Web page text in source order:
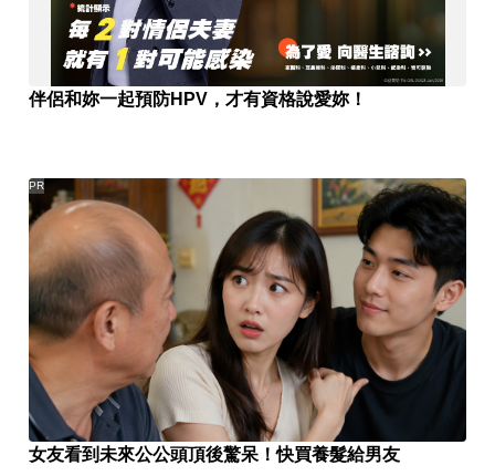
伴侶和妳一起預防HPV，才有資格說愛妳！
女友看到未來公公頭頂後驚呆！快買養髮給男友
PR